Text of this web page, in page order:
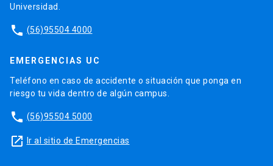
Universidad.
phone (56)95504 4000
EMERGENCIAS UC
Teléfono en caso de accidente o situación que ponga en
riesgo tu vida dentro de algún campus.
phone (56)95504 5000
launch Ir al sitio de Emergencias